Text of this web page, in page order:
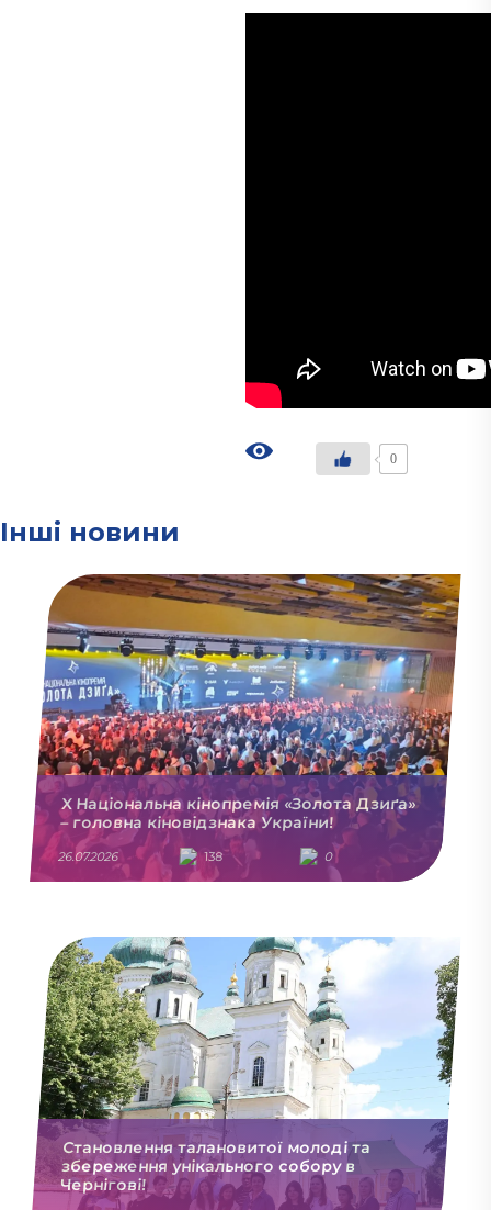
0
Інші новини
X Національна кінопремія «Золота Дзиґа»
– головна кіновідзнака України!
26.07.2026 138 0
Становлення талановитої молоді та
збереження унікального собору в
Чернігові!